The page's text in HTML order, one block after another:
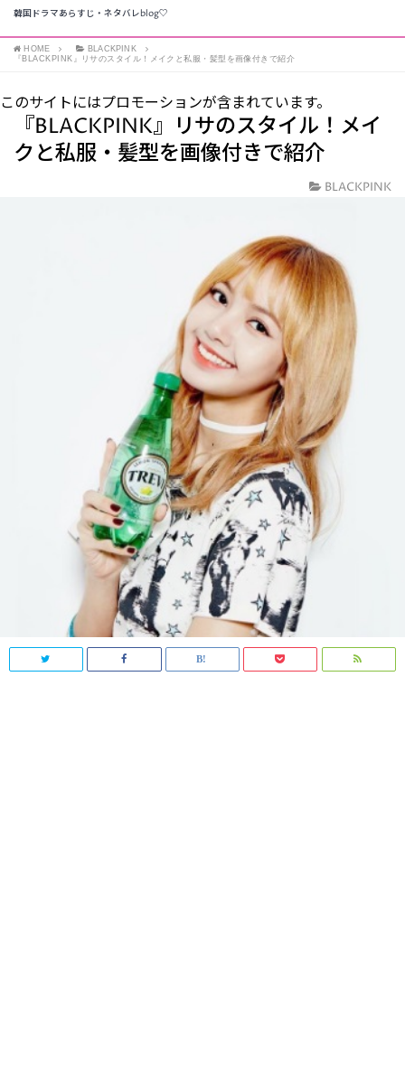
韓国ドラマあらすじ・ネタバレblog♡
HOME
BLACKPINK
『BLACKPINK』リサのスタイル！メイクと私服・髪型を画像付きで紹介
このサイトにはプロモーションが含まれています。
『BLACKPINK』リサのスタイル！メイ
クと私服・髪型を画像付きで紹介
BLACKPINK